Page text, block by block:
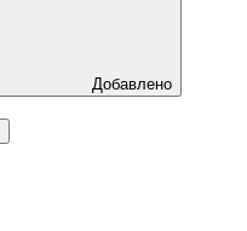
Добавлено